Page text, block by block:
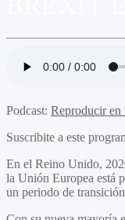
Podcast: Reproducir en
Suscribite a este
En el Reino Unido,
la Unión Europea está
un periodo de